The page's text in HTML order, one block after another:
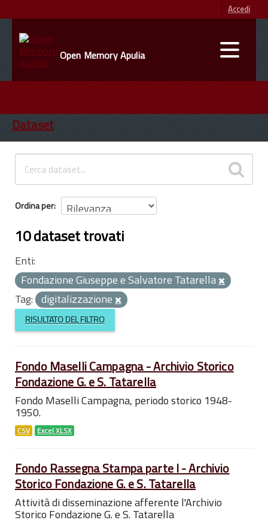
Accedi
Open Memory Apulia
ENTI
INFORMAZIONI
Dataset
Ordina per
10 dataset trovati
Enti:
Fondazione Giuseppe e Salvatore Tatarella
Tag: digitalizzazione
RISULTATO DEL FILTRO
Fondo Maselli Campagna - Archivio Storico
Fondazione G. e S. Tatarella
Fondo Maselli Campagna, periodo storico 1948-
1950.
CSV Excel XLSX
Fondo Rassegna Stampa parte I - Archivio
Storico Fondazione G. e S. Tatarella
Attività di disseminazione afferente l'Archivio
Storico Fondazione G. e S. Tatarella